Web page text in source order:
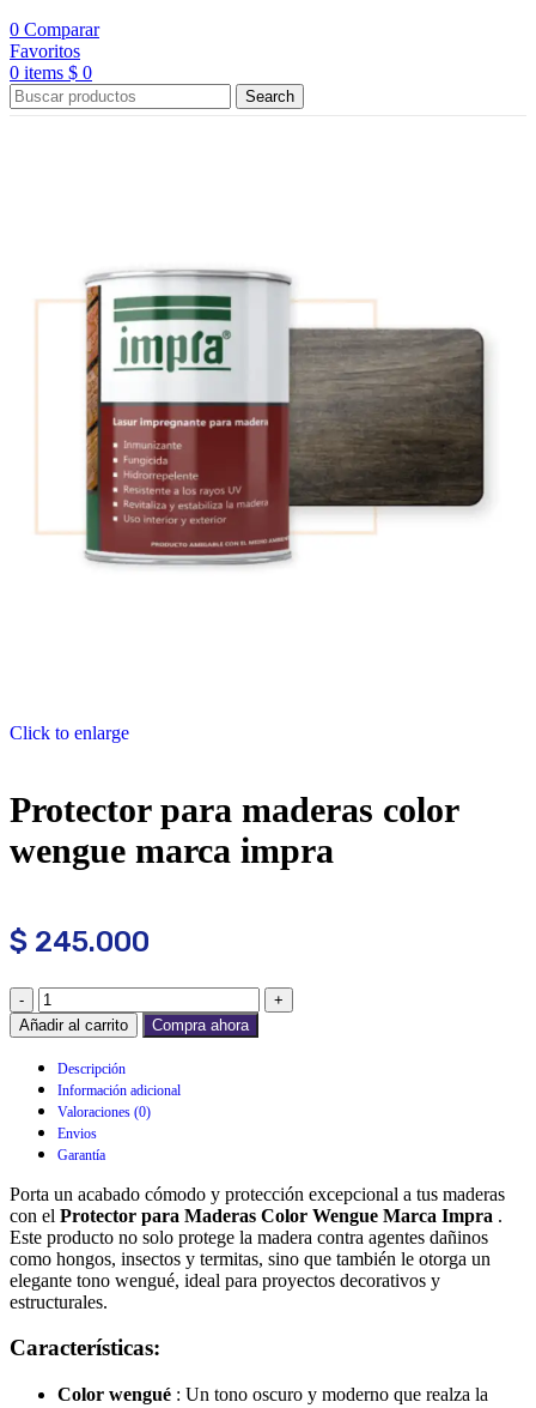
0 Comparar
Favoritos
0 items $ 0
Search
Click to enlarge
Protector para maderas color
wengue marca impra
$ 245.000
Añadir al carrito Compra ahora
Descripción
Información adicional
Valoraciones (0)
Envios
Garantía
Porta un acabado cómodo y protección excepcional a tus maderas
con el Protector para Maderas Color Wengue Marca Impra .
Este producto no solo protege la madera contra agentes dañinos
como hongos, insectos y termitas, sino que también le otorga un
elegante tono wengué, ideal para proyectos decorativos y
estructurales.
Características:
Color wengué : Un tono oscuro y moderno que realza la